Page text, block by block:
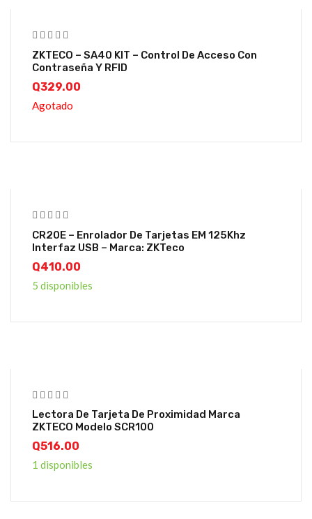
ZKTECO – SA40 KIT – Control De Acceso Con
Contraseña Y RFID
Q329.00
Agotado
CR20E – Enrolador De Tarjetas EM 125Khz
Interfaz USB – Marca: ZKTeco
Q410.00
5 disponibles
Lectora De Tarjeta De Proximidad Marca
ZKTECO Modelo SCR100
Q516.00
1 disponibles